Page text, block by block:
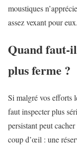
moustiques
assez vexant pour eux.
Quand faut-
plus ferme ?
Si malgré vos efforts
faut inspecter plus
persistant peut
coup d’œil : une